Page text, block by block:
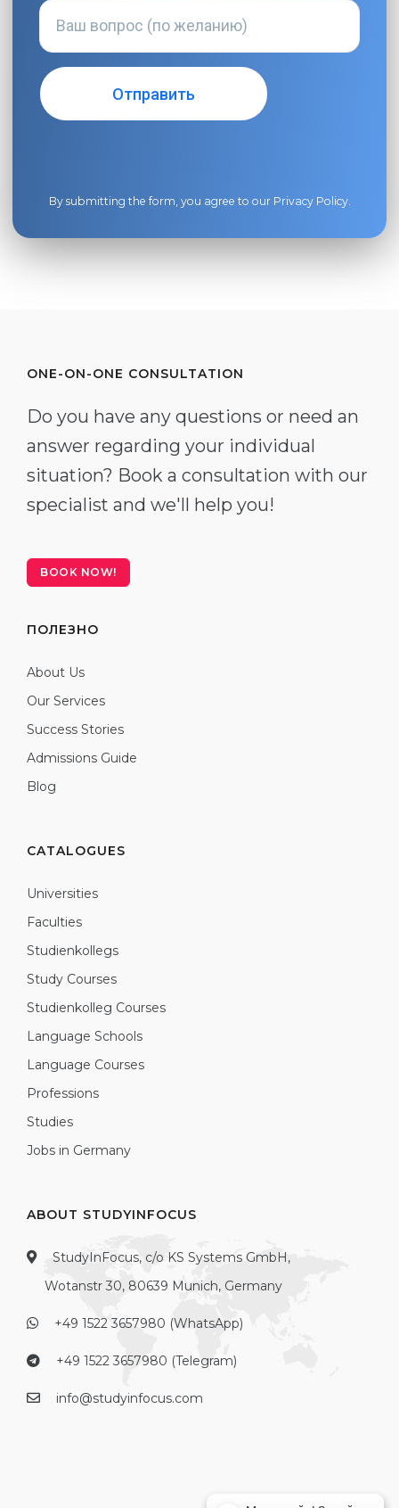
By submitting the form, you agree to our Privacy Policy.
ONE-ON-ONE CONSULTATION
Do you have any questions or need an
answer regarding your individual
situation? Book a consultation with our
specialist and we'll help you!
BOOK NOW!
ПОЛЕЗНО
About Us
Our Services
Success Stories
Admissions Guide
Blog
CATALOGUES
Universities
Faculties
Studienkollegs
Study Courses
Studienkolleg Courses
Language Schools
Language Courses
Professions
Studies
Jobs in Germany
ABOUT STUDYINFOCUS
StudyInFocus, c/o KS Systems GmbH,
Wotanstr 30, 80639 Munich, Germany
+49 1522 3657980 (WhatsApp)
+49 1522 3657980 (Telegram)
info@studyinfocus.com